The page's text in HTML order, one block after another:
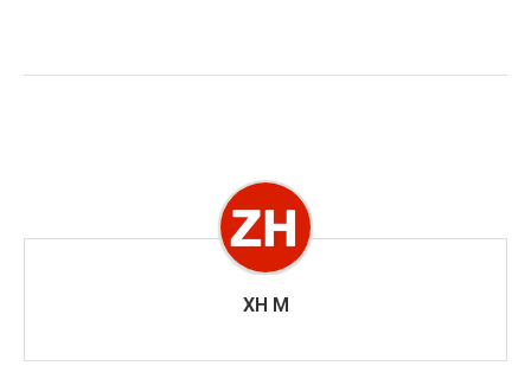
XH M